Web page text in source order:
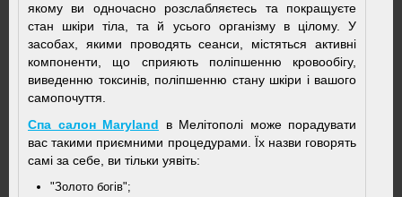
якому ви одночасно розслабляєтесь та покращуєте
стан шкіри тіла, та й усього організму в цілому. У
засобах, якими проводять сеанси, містяться активні
компоненти, що сприяють поліпшенню кровообігу,
виведенню токсинів, поліпшенню стану шкіри і вашого
самопочуття.
Спа салон Maryland в Мелітополі може порадувати
вас такими приємними процедурами. Їх назви говорять
самі за себе, ви тільки уявіть:
"Золото богів";